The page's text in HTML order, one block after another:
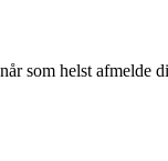
som helst afmelde